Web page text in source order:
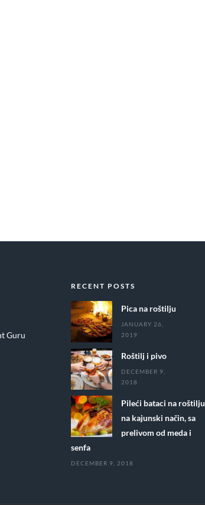
Guru
RECENT POSTS
Pica na roštilju
JANUARY 26,
2019
Roštilj i pivo
DECEMBER 9,
2018
Pileći bataci na roštilju
na kajunski način, sa
prelivom od meda i
senfa
DECEMBER 9, 2018